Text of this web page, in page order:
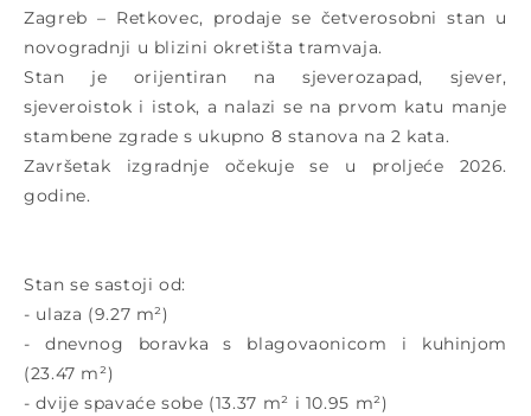
Zagreb – Retkovec, prodaje se četverosobni stan u
novogradnji u blizini okretišta tramvaja.
Stan je orijentiran na sjeverozapad, sjever,
sjeveroistok i istok, a nalazi se na prvom katu manje
stambene zgrade s ukupno 8 stanova na 2 kata.
Završetak izgradnje očekuje se u proljeće 2026.
godine.
Stan se sastoji od:
- ulaza (9.27 m²)
- dnevnog boravka s blagovaonicom i kuhinjom
(23.47 m²)
- dvije spavaće sobe (13.37 m² i 10.95 m²)